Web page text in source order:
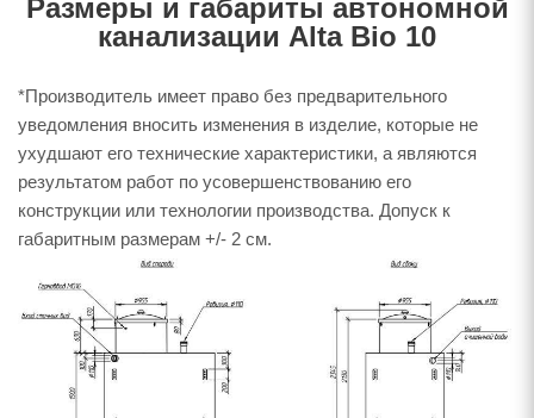
Размеры и габариты автономной
канализации Alta Bio 10
*Производитель имеет право без предварительного
уведомления вносить изменения в изделие, которые не
ухудшают его технические характеристики, а являются
результатом работ по усовершенствованию его
конструкции или технологии производства. Допуск к
габаритным размерам +/- 2 см.